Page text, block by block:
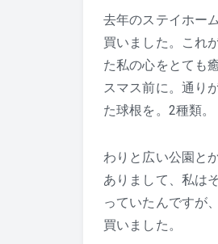
去年のステイホー
買いました。これ
た私の心をとても
スマス前に。通り
た球根を。2種類。
わりと広い公園と
ありまして、私は
っていたんですが
買いました。